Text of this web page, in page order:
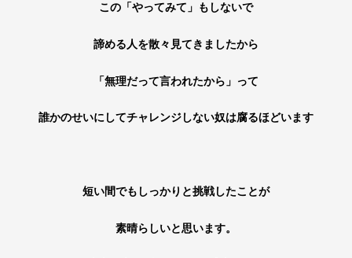
この「やってみて」もしないで
諦める人を散々見てきましたから
「無理だって言われたから」って
誰かのせいにしてチャレンジしない奴は腐るほどいます
短い間でもしっかりと挑戦したことが
素晴らしいと思います。